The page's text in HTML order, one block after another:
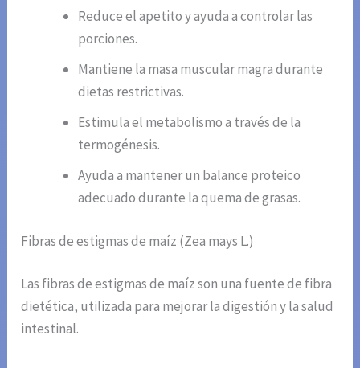
Reduce el apetito y ayuda a controlar las
porciones.
Mantiene la masa muscular magra durante
dietas restrictivas.
Estimula el metabolismo a través de la
termogénesis.
Ayuda a mantener un balance proteico
adecuado durante la quema de grasas.
Fibras de estigmas de maíz (Zea mays L.)
Las fibras de estigmas de maíz son una fuente de fibra
dietética, utilizada para mejorar la digestión y la salud
intestinal.